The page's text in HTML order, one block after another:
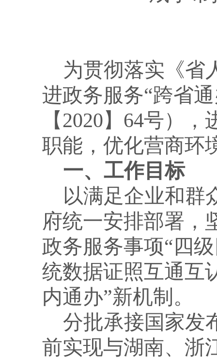
为贯彻落实《省
进政务服务“跨省
【2020】64号）
职能，优化营商环
一、工作目标
以满足企业和群
府统一安排部署，
政务服务事项“四
统数据证照互通互
内通办”新机制。
分批承接国家发
前实现与湖南、浙